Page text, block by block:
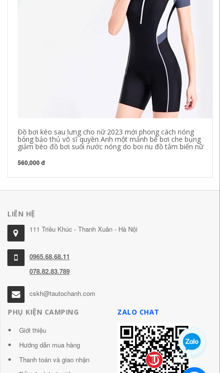
Đồ bơi kéo sau lưng cho nữ 2023 mới phong cách nóng
bỏng bảo thủ võ sĩ quyền Anh một mảnh bể bơi che bụng
giảm béo đồ bơi suối nước nóng do boi nu đồ tắm biển nữ
560,000 đ
LIÊN HỆ
111 Triều Khúc - Thanh Xuân - Hà Nội
0965.68.68.11
078.82.83.789
cskh@tautochanh.com
PHỤ KIỆN CAMPING
Giới thiệu
Hướng dẫn mua hàng
Thanh toán và giao nhận
ZALO CHAT